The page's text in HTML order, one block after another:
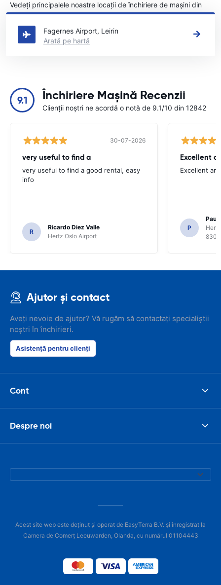
Vedeți principalele noastre locații de închiriere de mașini din
Fagernes
Fagernes Airport, Leirin
Arată pe hartă
9.1 Închiriere Mașină Recenzii
Clienții noștri ne acordă o notă de 9.1/10 din 12842
30-07-2026
very useful to find a
very useful to find a good rental, easy
info
R
Ricardo Diez Valle
Hertz Oslo Airport
Excellent
Excellent
P
Paul
8300
Ajutor și contact
Aveți nevoie de ajutor? Vă rugăm să contactați specialiștii
noștri în închirieri.
Asistență pentru clienți
Cont
Despre noi
Acest site web este deținut și operat de EasyTerra B.V. și înregistrat la
Camera de Comerț Leeuwarden, Olanda, cu numărul 01104443